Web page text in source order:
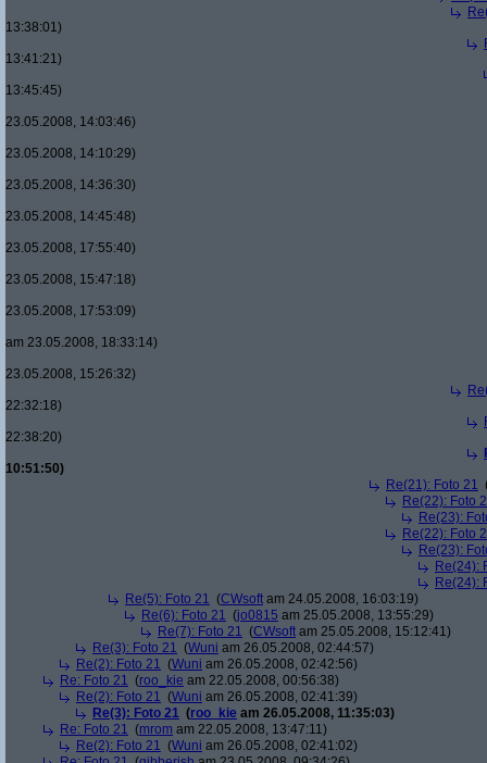
13:38:01)
13:41:21)
13:45:45)
23.05.2008, 14:03:46)
23.05.2008, 14:10:29)
23.05.2008, 14:36:30)
23.05.2008, 14:45:48)
23.05.2008, 17:55:40)
23.05.2008, 15:47:18)
23.05.2008, 17:53:09)
am 23.05.2008, 18:33:14)
23.05.2008, 15:26:32)
22:32:18)
22:38:20)
10:51:50)
Re(21): Foto 21
Re(22): Foto
Re(23):
Re(22): Foto
Re(23):
Re(24):
Re(24):
Re(5): Foto 21 (CWsoft am 24.05.2008, 16:03:19)
Re(6): Foto 21 (jo0815 am 25.05.2008, 13:55:29)
Re(7): Foto 21 (CWsoft am 25.05.2008, 15:12:41)
Re(3): Foto 21 (Wuni am 26.05.2008, 02:44:57)
Re(2): Foto 21 (Wuni am 26.05.2008, 02:42:56)
Re: Foto 21 (roo_kie am 22.05.2008, 00:56:38)
Re(2): Foto 21 (Wuni am 26.05.2008, 02:41:39)
Re(3): Foto 21 (roo_kie am 26.05.2008, 11:35:03)
Re: Foto 21 (mrom am 22.05.2008, 13:47:11)
Re(2): Foto 21 (Wuni am 26.05.2008, 02:41:02)